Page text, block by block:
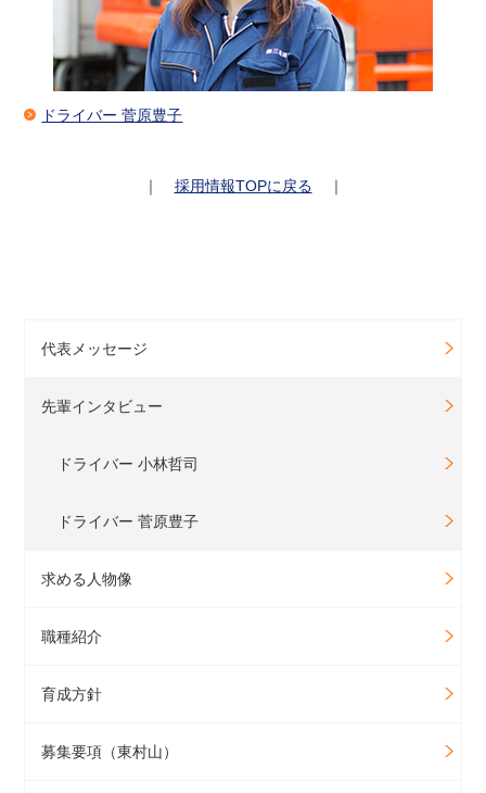
ドライバー 菅原豊子
｜ 採用情報TOPに戻る ｜
代表メッセージ
先輩インタビュー
ドライバー 小林哲司
ドライバー 菅原豊子
求める人物像
職種紹介
育成方針
募集要項（東村山）